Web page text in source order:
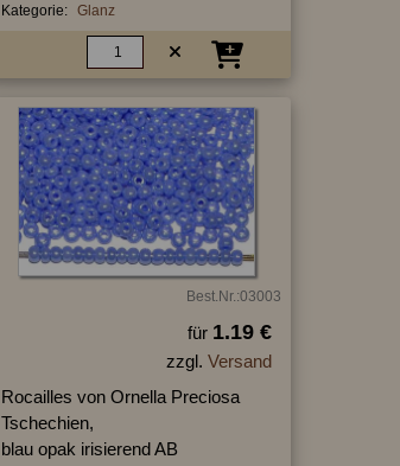
Kategorie: Glanz
Best.Nr.:03003
für 1.19 €
zzgl. Versand
Rocailles von Ornella Preciosa
Tschechien,
blau opak irisierend AB